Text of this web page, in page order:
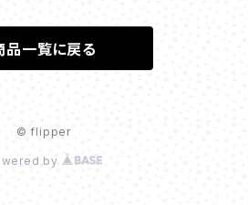
品一覧に戻る
© flipper
by